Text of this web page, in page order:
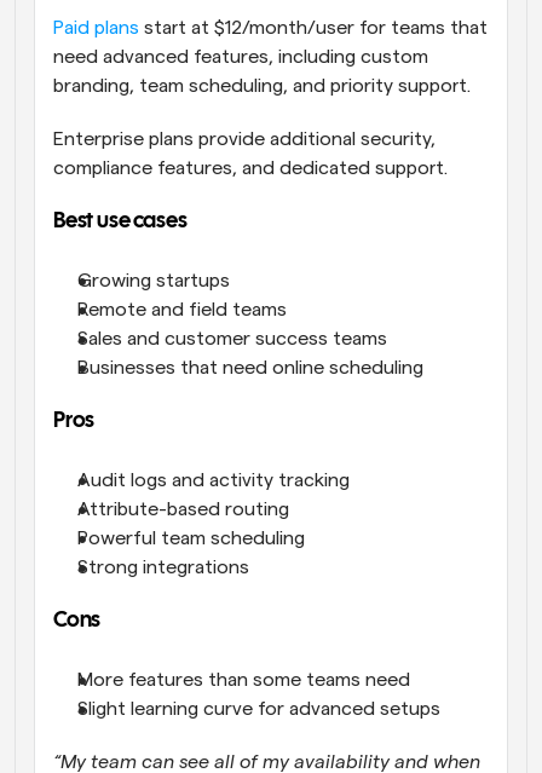
Paid plans start at $12/month/user for teams that
need advanced features, including custom
branding, team scheduling, and priority support.
Enterprise plans provide additional security,
compliance features, and dedicated support.
Best use cases
Growing startups
Remote and field teams
Sales and customer success teams
Businesses that need online scheduling
Pros
Audit logs and activity tracking
Attribute-based routing
Powerful team scheduling
Strong integrations
Cons
More features than some teams need
Slight learning curve for advanced setups
“My team can see all of my availability and when